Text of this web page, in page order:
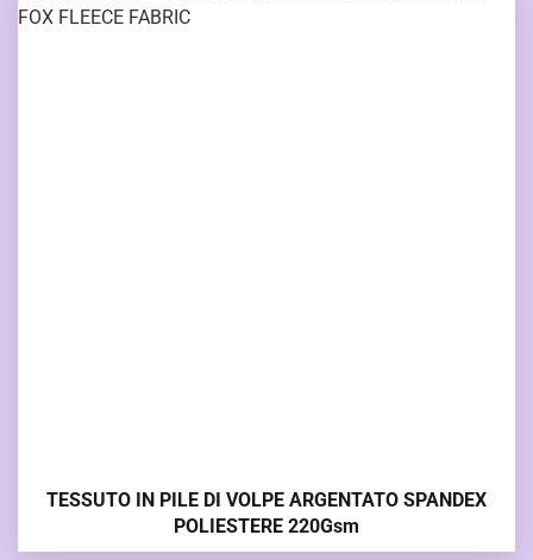
TESSUTO IN PILE DI VOLPE ARGENTATO SPANDEX
POLIESTERE 220Gsm